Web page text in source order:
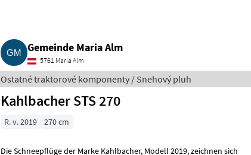
Gemeinde Maria Alm
5761 Maria Alm
Ostatné traktorové komponenty / Snehový pluh
Kahlbacher STS 270
R. v. 2019 270 cm
Die Schneepflüge der Marke Kahlbacher, Modell 2019, zeichnen sich